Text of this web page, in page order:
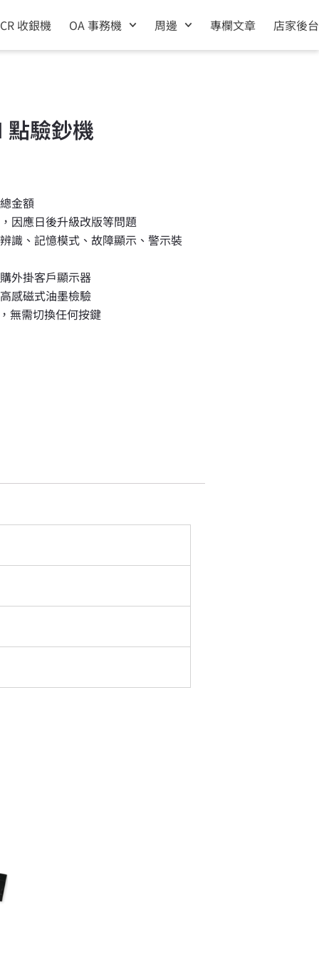
收銀機 OA 事務機 周邊 專欄文章 店家後台
驗鈔機
金額
因應日後升級改版等問題
識、記憶模式、故障顯示、警示裝
外掛客戶顯示器
感磁式油墨檢驗
無需切換任何按鍵